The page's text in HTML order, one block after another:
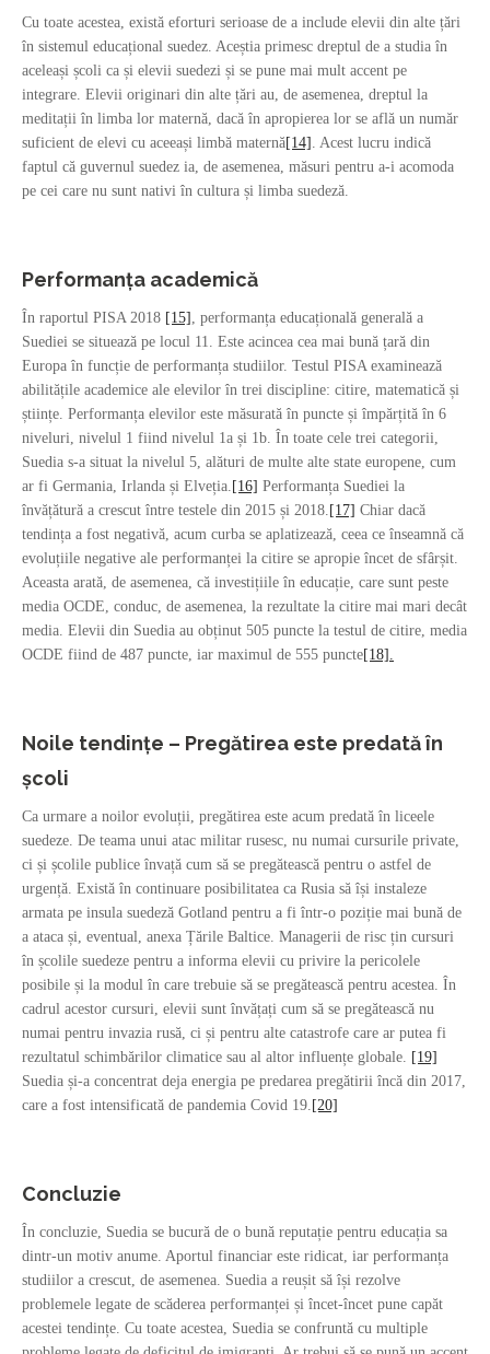
Cu toate acestea, există eforturi serioase de a include elevii din alte țări
în sistemul educațional suedez. Aceștia primesc dreptul de a studia în
aceleași școli ca și elevii suedezi și se pune mai mult accent pe
integrare. Elevii originari din alte țări au, de asemenea, dreptul la
meditații în limba lor maternă, dacă în apropierea lor se află un număr
suficient de elevi cu aceeași limbă maternă[14] . Acest lucru indică
faptul că guvernul suedez ia, de asemenea, măsuri pentru a-i acomoda
pe cei care nu sunt nativi în cultura și limba suedeză.
Performanța academică
În raportul PISA 2018 [15] , performanța educațională generală a
Suediei se situează pe locul 11. Este acincea cea mai bună țară din
Europa în funcție de performanța studiilor. Testul PISA examinează
abilitățile academice ale elevilor în trei discipline: citire, matematică și
științe. Performanța elevilor este măsurată în puncte și împărțită în 6
niveluri, nivelul 1 fiind nivelul 1a și 1b. În toate cele trei categorii,
Suedia s-a situat la nivelul 5, alături de multe alte state europene, cum
ar fi Germania, Irlanda și Elveția. [16] Performanța Suediei la
învățătură a crescut între testele din 2015 și 2018. [17] Chiar dacă
tendința a fost negativă, acum curba se aplatizează, ceea ce înseamnă că
evoluțiile negative ale performanței la citire se apropie încet de sfârșit.
Aceasta arată, de asemenea, că investițiile în educație, care sunt peste
media OCDE, conduc, de asemenea, la rezultate la citire mai mari decât
media. Elevii din Suedia au obținut 505 puncte la testul de citire, media
OCDE fiind de 487 puncte, iar maximul de 555 puncte[18].
Noile tendințe – Pregătirea este predată în
școli
Ca urmare a noilor evoluții, pregătirea este acum predată în liceele
suedeze. De teama unui atac militar rusesc, nu numai cursurile private,
ci și școlile publice învață cum să se pregătească pentru o astfel de
urgență. Există în continuare posibilitatea ca Rusia să își instaleze
armata pe insula suedeză Gotland pentru a fi într-o poziție mai bună de
a ataca și, eventual, anexa Țările Baltice. Managerii de risc țin cursuri
în școlile suedeze pentru a informa elevii cu privire la pericolele
posibile și la modul în care trebuie să se pregătească pentru acestea. În
cadrul acestor cursuri, elevii sunt învățați cum să se pregătească nu
numai pentru invazia rusă, ci și pentru alte catastrofe care ar putea fi
rezultatul schimbărilor climatice sau al altor influențe globale. [19]
Suedia și-a concentrat deja energia pe predarea pregătirii încă din 2017,
care a fost intensificată de pandemia Covid 19. [20]
Concluzie
În concluzie, Suedia se bucură de o bună reputație pentru educația sa
dintr-un motiv anume. Aportul financiar este ridicat, iar performanța
studiilor a crescut, de asemenea. Suedia a reușit să își rezolve
problemele legate de scăderea performanței și încet-încet pune capăt
acestei tendințe. Cu toate acestea, Suedia se confruntă cu multiple